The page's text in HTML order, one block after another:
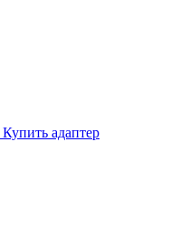
Купить адаптер